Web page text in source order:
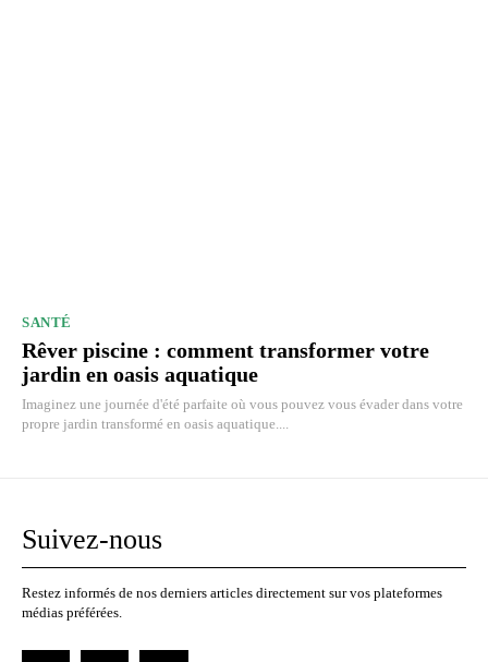
SANTÉ
Rêver piscine : comment transformer votre
jardin en oasis aquatique
Imaginez une journée d'été parfaite où vous pouvez vous évader dans votre
propre jardin transformé en oasis aquatique....
Suivez-nous
Restez informés de nos derniers articles directement sur vos plateformes
médias préférées.